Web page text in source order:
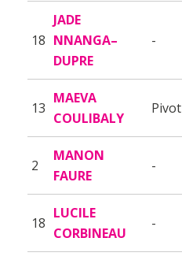
18
JADE
NNANGA–
DUPRE
-
13
MAEVA
COULIBALY
Pivot
2
MANON
FAURE
-
18
LUCILE
CORBINEAU
-